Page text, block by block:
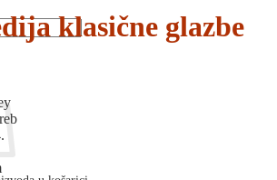
klasične glazbe